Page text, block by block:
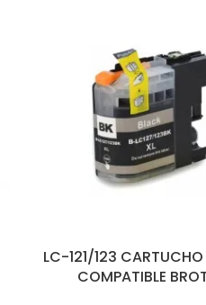
LC-121/123 CARTUCHO
COMPATIBLE